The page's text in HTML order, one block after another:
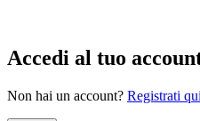
Accedi al tuo
Non hai un account? Registrati qui